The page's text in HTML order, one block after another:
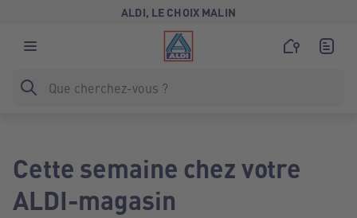
ALDI, LE CHOIX MALIN
Cette semaine chez votre
ALDI-magasin